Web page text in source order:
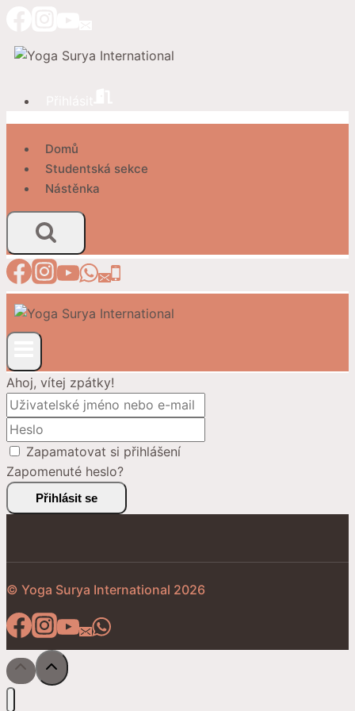
obsah
Domů
Studentská sekce
Nástěnka
Ahoj, vítej zpátky!
Zapamatovat si přihlášení
Zapomenuté heslo?
Přihlásit se
© Yoga Surya International 2026